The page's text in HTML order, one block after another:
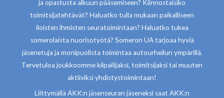
ja opastusta alkuun pääsemiseen? Kiinnostaisiko
toimitsijatehtävät? Haluatko tulla mukaan paikalliseen
iloisten ihmisten seuratoimintaan? Haluatko tukea
somerolaista nuorisotyötä? Someron UA tarjoaa hyviä
jäsenetuja ja monipuolista toimintaa autourheilun ympärillä.
Tervetuloa joukkoomme kilpailijaksi, toimitsijaksi tai muuten
aktiiviksi yhdistystoimintaan!
Liittymällä AKK:n jäsenseuran jäseneksi saat AKK:n